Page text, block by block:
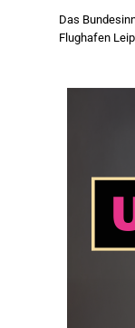
Das
Flughafen